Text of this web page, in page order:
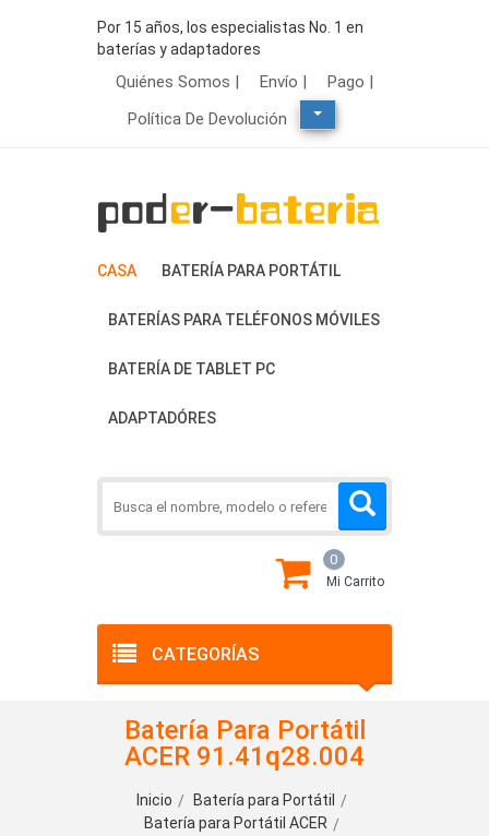
Por 15 años, los especialistas No. 1 en
baterías y adaptadores
Quiénes Somos | Envío |
Pago |
Política De Devolución
CASA BATERÍA PARA PORTÁTIL
BATERÍAS PARA TELÉFONOS MÓVILES
BATERÍA DE TABLET PC
ADAPTADÓRES
CATEGORÍAS
0
Mi Carrito
Batería Para Portátil
ACER 91.41q28.004
Inicio
Batería para Portátil
Batería para Portátil ACER